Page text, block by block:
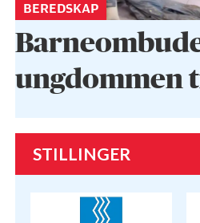
BEREDSKAP
ungdommen
STILLINGER